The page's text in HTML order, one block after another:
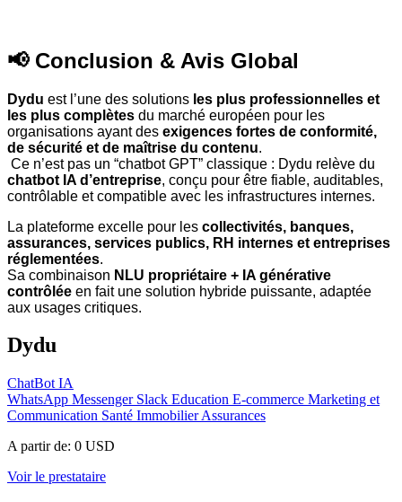
📢 Conclusion & Avis Global
Dydu est l’une des solutions les plus professionnelles et
les plus complètes du marché européen pour les
organisations ayant des exigences fortes de conformité,
de sécurité et de maîtrise du contenu.
Ce n’est pas un “chatbot GPT” classique : Dydu relève du
chatbot IA d’entreprise, conçu pour être fiable, auditables,
contrôlable et compatible avec les infrastructures internes.
La plateforme excelle pour les collectivités, banques,
assurances, services publics, RH internes et entreprises
réglementées.
Sa combinaison NLU propriétaire + IA générative
contrôlée en fait une solution hybride puissante, adaptée
aux usages critiques.
Dydu
ChatBot IA
WhatsApp Messenger Slack Education E-commerce Marketing et
Communication Santé Immobilier Assurances
A partir de: 0 USD
Voir le prestataire